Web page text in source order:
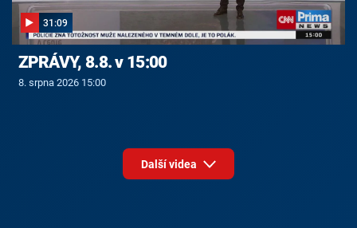
31:09
ZPRÁVY, 8.8. v 15:00
8. srpna 2026 15:00
Další videa